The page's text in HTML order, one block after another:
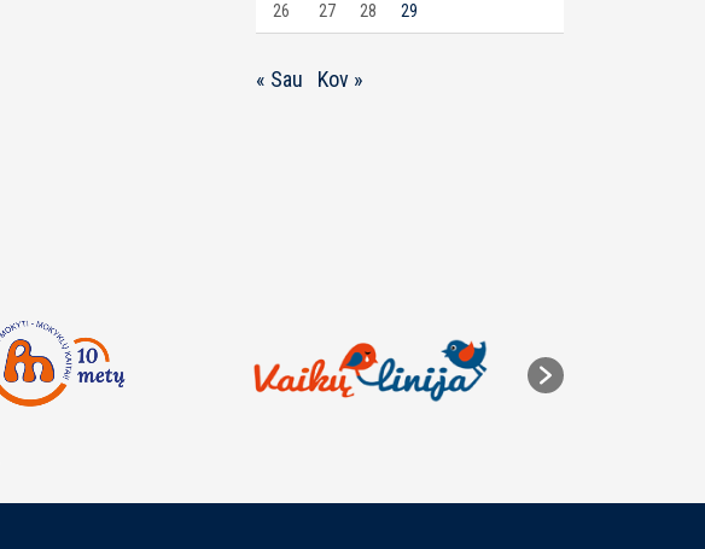
26 27 28 29
« Sau Kov »